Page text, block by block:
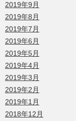
2019年9月
2019年8月
2019年7月
2019年6月
2019年5月
2019年4月
2019年3月
2019年2月
2019年1月
2018年12月